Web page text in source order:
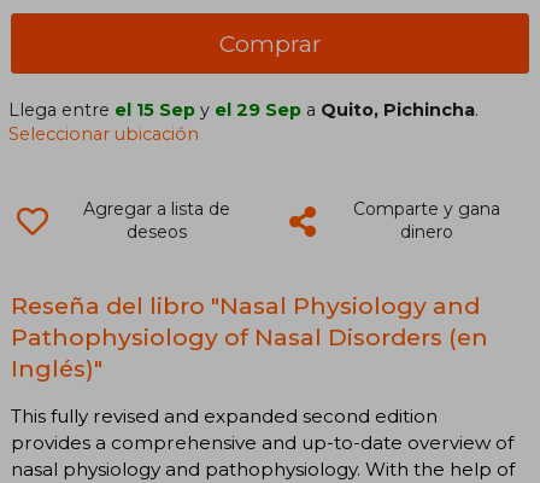
Comprar
Llega entre el 15 Sep y el 29 Sep a Quito, Pichincha.
Seleccionar ubicación
Agregar a lista de
deseos
Comparte y gana
dinero
Reseña del libro "Nasal Physiology and
Pathophysiology of Nasal Disorders (en
Inglés)"
This fully revised and expanded second edition
provides a comprehensive and up-to-date overview of
nasal physiology and pathophysiology. With the help of